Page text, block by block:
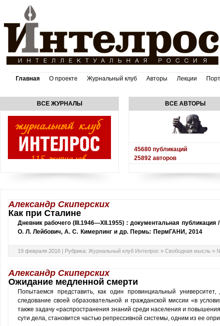
Главная О проекте Журнальный клуб Авторы Лекции
ВСЕ ЖУРНАЛЫ ВСЕ АВТОРЫ
45680 публикаций
25892 авторов
Александр Скиперских
Как при Сталине
Дневник рабочего (III.1946—XII.1955) : документальная публикация
О. Л. Лейбович, А. С. Кимерлинг и др. Пермь: ПермГАНИ, 2014
19 февраля 2016 | Рубрика: Журнальный клуб Интелрос » Свободная мысль »
Александр Скиперских
Ожидание медленной смерти
Попытаемся представить, как один провинциальный
следование своей образовательной и гражданской миссии «в
также задачу «распространения знаний среди населения и повышения
сути дела, становится частью репрессивной системы, одним из ее